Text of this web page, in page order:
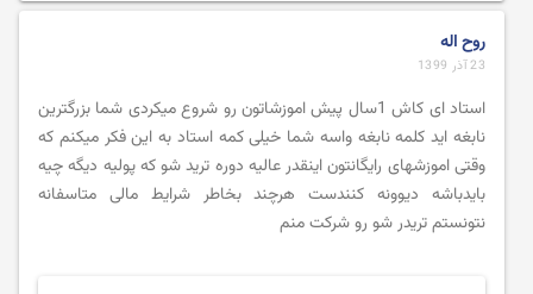
روح اله
23 آذر 1399
استاد ای کاش 1سال پیش اموزشاتون رو شروع میکردی شما بزرگترین
نابغه اید کلمه نابغه واسه شما خیلی کمه استاد به این فکر میکنم که
وقتی اموزشهای رایگانتون اینقدر عالیه دوره ترید شو که پولیه دیگه چیه
بایدباشه دیوونه کنندست هرچند بخاطر شرایط مالی متاسفانه
نتونستم تریدر شو رو شرکت منم